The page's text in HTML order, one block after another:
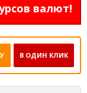
валют!
В ОДИН КЛИК